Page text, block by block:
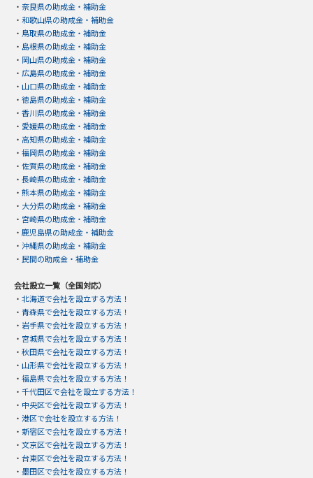
・ 奈良県の助成金・補助金
・ 和歌山県の助成金・補助金
・ 鳥取県の助成金・補助金
・ 島根県の助成金・補助金
・ 岡山県の助成金・補助金
・ 広島県の助成金・補助金
・ 山口県の助成金・補助金
・ 徳島県の助成金・補助金
・ 香川県の助成金・補助金
・ 愛媛県の助成金・補助金
・ 高知県の助成金・補助金
・ 福岡県の助成金・補助金
・ 佐賀県の助成金・補助金
・ 長崎県の助成金・補助金
・ 熊本県の助成金・補助金
・ 大分県の助成金・補助金
・ 宮崎県の助成金・補助金
・ 鹿児島県の助成金・補助金
・ 沖縄県の助成金・補助金
・ 民間の助成金・補助金
会社設立一覧（全国対応）
・ 北海道で会社を設立する方法！
・ 青森県で会社を設立する方法！
・ 岩手県で会社を設立する方法！
・ 宮城県で会社を設立する方法！
・ 秋田県で会社を設立する方法！
・ 山形県で会社を設立する方法！
・ 福島県で会社を設立する方法！
・ 千代田区で会社を設立する方法！
・ 中央区で会社を設立する方法！
・ 港区で会社を設立する方法！
・ 新宿区で会社を設立する方法！
・ 文京区で会社を設立する方法！
・ 台東区で会社を設立する方法！
・ 墨田区で会社を設立する方法！